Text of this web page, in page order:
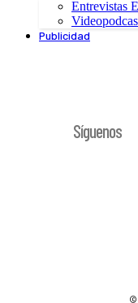
Entrevistas
Publicidad
Síguenos
©